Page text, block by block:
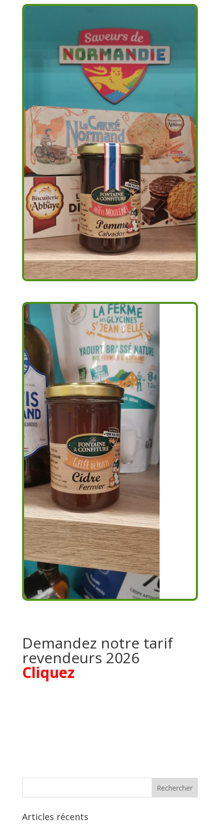
Demandez notre tarif
revendeurs 2026
Cliquez
Articles récents